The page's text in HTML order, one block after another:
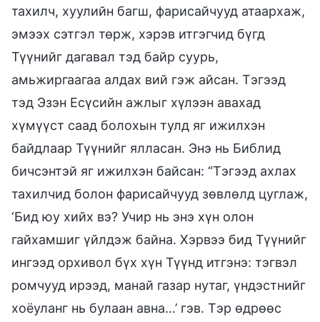
тахилч, хуулийн багш, фарисайчууд атаархаж,
эмээх сэтгэл төрж, хэрэв итгэгчид бүгд
Түүнийг дагавал тэд байр суурь,
амьжиргаагаа алдах вий гэж айсан. Тэгээд
тэд Эзэн Есүсийн ажлыг хүлээн авахад
хүмүүст саад болохын тулд яг ижилхэн
байдлаар Түүнийг ялласан. Энэ нь Библид
бичсэнтэй яг ижилхэн байсан: “Тэгээд ахлах
тахилчид болон фарисайчууд зөвлөлд цуглаж,
‘Бид юу хийх вэ? Учир нь энэ хүн олон
гайхамшиг үйлдэж байна. Хэрвээ бид Түүнийг
ингээд орхивол бүх хүн Түүнд итгэнэ: тэгвэл
ромчууд ирээд, манай газар нутаг, үндэстнийг
хоёуланг нь булаан авна…’ гэв. Тэр өдрөөс